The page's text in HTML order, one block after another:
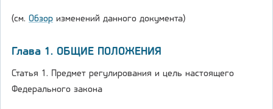
(см. Обзор изменений данного документа)
Глава 1. ОБЩИЕ ПОЛОЖЕНИЯ
Статья 1. Предмет регулирования и цель настоящего
Федерального закона